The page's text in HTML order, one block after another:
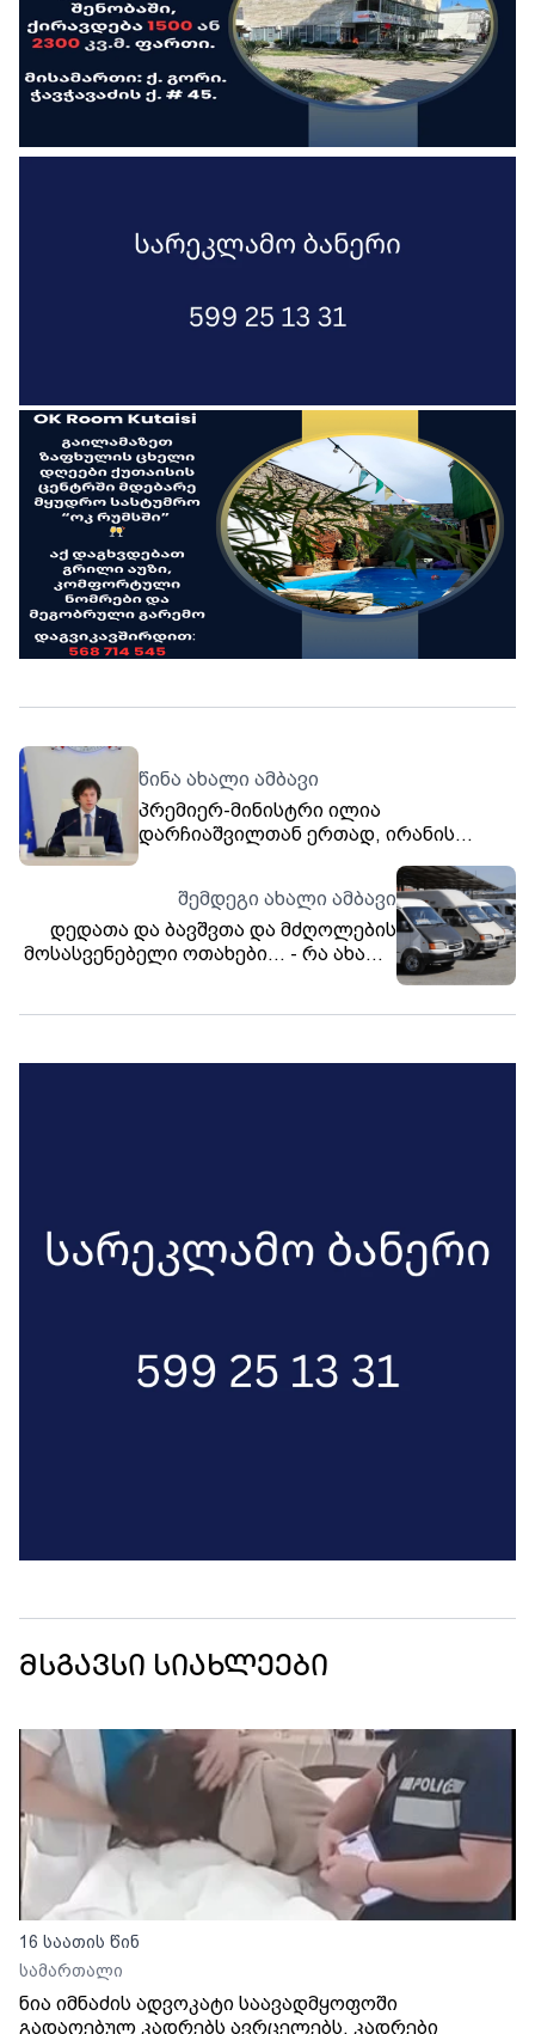
წინა ახალი ამბავი
პრემიერ-მინისტრი ილია
დარჩიაშვილთან ერთად, ირანის
შემდეგი ახალი ამბავი
დედათა და ბავშვთა და მძღოლების
მოსასვენებელი ოთახები... - რა ახალი
მსგავსი სიახლეები
16 საათის წინ
სამართალი
ნია იმნაძის ადვოკატი საავადმყოფოში
გადაღებულ კადრებს ავრცელებს. კადრები